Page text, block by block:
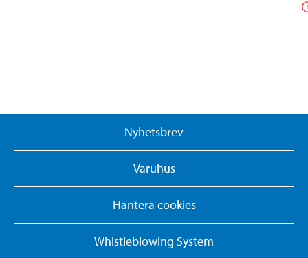
Nyhetsbrev
Varuhus
Hantera cookies
Whistleblowing System